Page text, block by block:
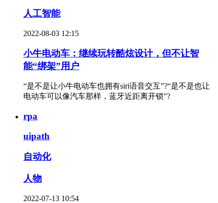
人工智能
2022-08-03 12:15
小牛电动车：继续玩转酷炫设计，但不让智
能“绑架”用户
“是不是让小牛电动车也拥有siri语音交互”?“是不是也让
电动车可以像汽车那样，蓝牙近距离开锁”?
rpa
uipath
自动化
人物
2022-07-13 10:54